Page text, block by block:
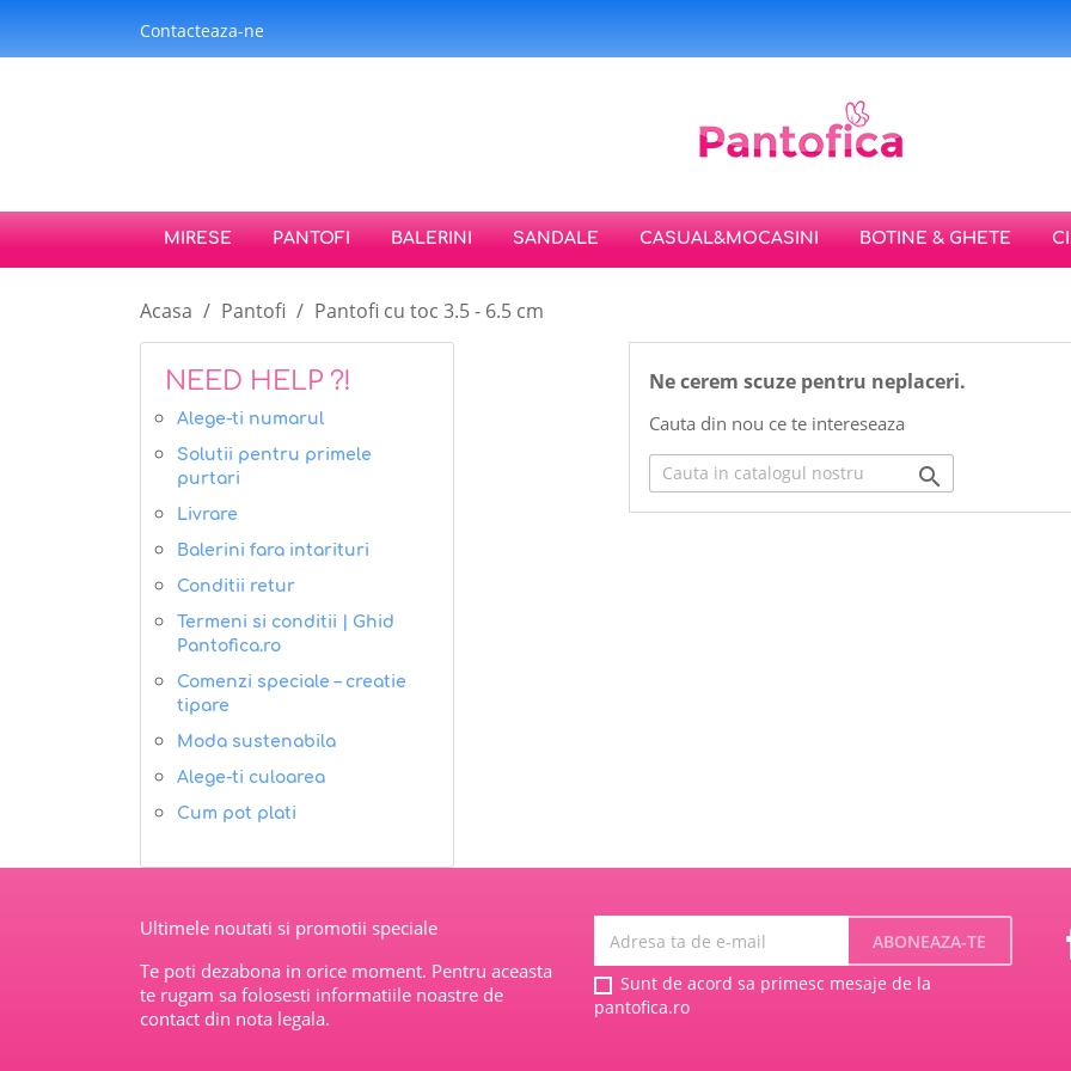
Contacteaza-ne
MIRESE PANTOFI BALERINI SANDALE CASUAL&MOCASINI BOTINE & GHETE
Acasa Pantofi Pantofi cu toc 3.5 - 6.5 cm
NEED HELP ?!
Alege-ti numarul
Solutii pentru primele
purtari
Livrare
Balerini fara intarituri
Conditii retur
Termeni si conditii | Ghid
Pantofica.ro
Comenzi speciale – creatie
tipare
Moda sustenabila
Alege-ti culoarea
Cum pot plati
Ne cerem scuze pentru neplaceri.
Cauta din nou ce te intereseaza

Ultimele noutati si promotii speciale
Te poti dezabona in orice moment. Pentru aceasta
te rugam sa folosesti informatiile noastre de
contact din nota legala.
Sunt de acord sa primesc mesaje de la
pantofica.ro